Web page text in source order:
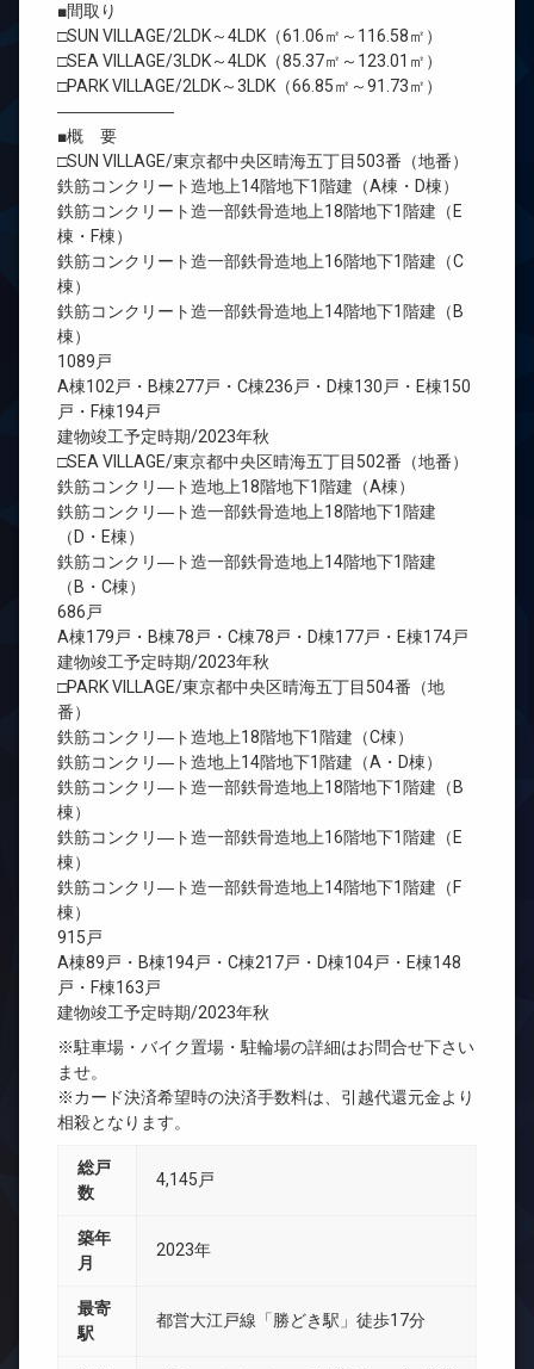
■間取り
□SUN VILLAGE/2LDK～4LDK（61.06㎡～116.58㎡）
□SEA VILLAGE/3LDK～4LDK（85.37㎡～123.01㎡）
□PARK VILLAGE/2LDK～3LDK（66.85㎡～91.73㎡）
―――――――
■概 要
□SUN VILLAGE/東京都中央区晴海五丁目503番（地番）
鉄筋コンクリート造地上14階地下1階建（A棟・D棟）
鉄筋コンクリート造一部鉄骨造地上18階地下1階建（E
棟・F棟）
鉄筋コンクリート造一部鉄骨造地上16階地下1階建（C
棟）
鉄筋コンクリート造一部鉄骨造地上14階地下1階建（B
棟）
1089戸
A棟102戸・B棟277戸・C棟236戸・D棟130戸・E棟150
戸・F棟194戸
建物竣工予定時期/2023年秋
□SEA VILLAGE/東京都中央区晴海五丁目502番（地番）
鉄筋コンクリ―ト造地上18階地下1階建（A棟）
鉄筋コンクリ―ト造一部鉄骨造地上18階地下1階建
（D・E棟）
鉄筋コンクリ―ト造一部鉄骨造地上14階地下1階建
（B・C棟）
686戸
A棟179戸・B棟78戸・C棟78戸・D棟177戸・E棟174戸
建物竣工予定時期/2023年秋
□PARK VILLAGE/東京都中央区晴海五丁目504番（地
番）
鉄筋コンクリ―ト造地上18階地下1階建（C棟）
鉄筋コンクリ―ト造地上14階地下1階建（A・D棟）
鉄筋コンクリ―ト造一部鉄骨造地上18階地下1階建（B
棟）
鉄筋コンクリ―ト造一部鉄骨造地上16階地下1階建（E
棟）
鉄筋コンクリ―ト造一部鉄骨造地上14階地下1階建（F
棟）
915戸
A棟89戸・B棟194戸・C棟217戸・D棟104戸・E棟148
戸・F棟163戸
建物竣工予定時期/2023年秋
※駐車場・バイク置場・駐輪場の詳細はお問合せ下さい
ませ。
※カード決済希望時の決済手数料は、引越代還元金より
相殺となります。
総戸
数
4,145戸
築年
月
2023年
最寄
駅
都営大江戸線「勝どき駅」徒歩17分